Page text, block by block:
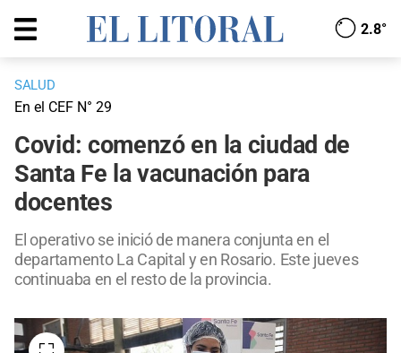
2.8°
SALUD
En el CEF N° 29
Covid: comenzó en la ciudad de
Santa Fe la vacunación para
docentes
El operativo se inició de manera conjunta en el
departamento La Capital y en Rosario. Este jueves
continuaba en el resto de la provincia.